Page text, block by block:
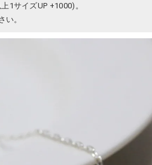
1サイズUP +1000)。
い。